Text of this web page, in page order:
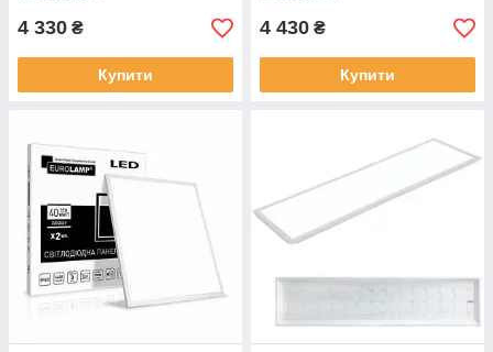
4 330 ₴
Купити
4 430 ₴
Купити